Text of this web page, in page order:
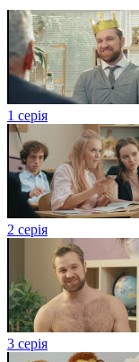
1 серія
2 серія
3 серія